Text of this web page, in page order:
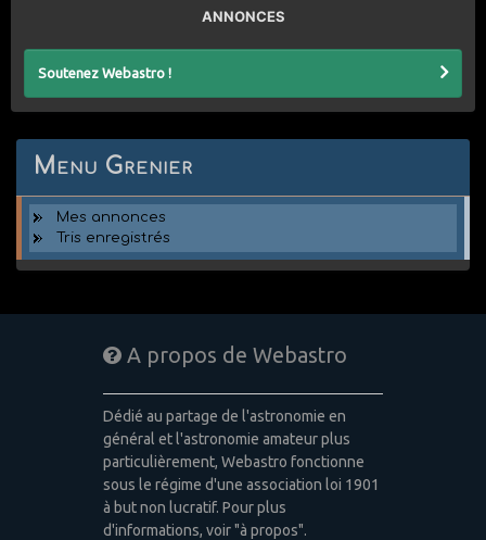
ANNONCES
Soutenez Webastro !
Menu Grenier
Mes annonces
Tris enregistrés
A propos de Webastro
Dédié au partage de l'astronomie en
général et l'astronomie amateur plus
particulièrement, Webastro fonctionne
sous le régime d'une association loi 1901
à but non lucratif. Pour plus
d'informations, voir "à propos".